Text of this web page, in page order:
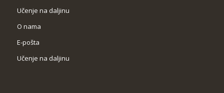
Učenje na daljinu
O nama
Е-pošta
Učenje na daljinu